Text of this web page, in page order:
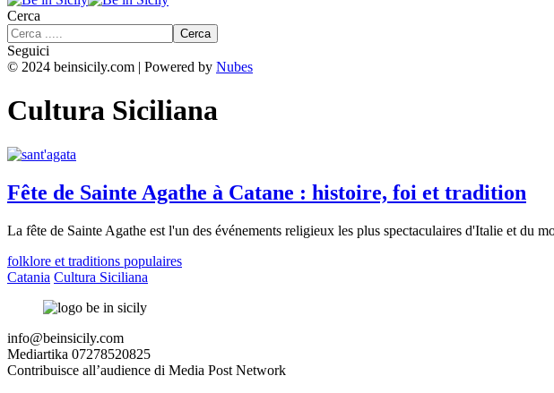
Cerca
Seguici
© 2024 beinsicily.com | Powered by Nubes
Cultura Siciliana
Fête de Sainte Agathe à Catane : histoire, foi et tradition
La fête de Sainte Agathe est l'un des événements religieux les plus spectaculaires d'Italie et du
folklore et traditions populaires
Catania Cultura Siciliana
info@beinsicily.com
Mediartika 07278520825
Contribuisce all’audience di Media Post Network